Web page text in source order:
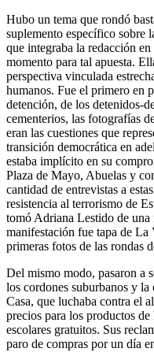
Hubo un tema que rondó
suplemento específico sobre
que integraba la redacción
momento para tal apuesta.
perspectiva vinculada
humanos. Fue el primero en
detención, de los detenidos-
cementerios, las fotografías
eran las cuestiones que
transición democrática en
estaba implícito en su
Plaza de Mayo, Abuelas y
cantidad de entrevistas a
resistencia al terrorismo de
tomó Adriana Lestido de una
manifestación fue tapa de
primeras fotos de las rondas
Del mismo modo, pasaron a
los cordones suburbanos y
Casa, que luchaba contra el
precios para los productos
escolares gratuitos. Sus
paro de compras por un día